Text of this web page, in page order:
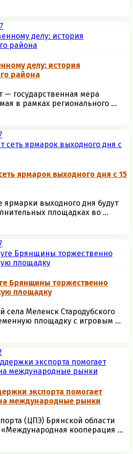
делу: история
района
— государственная мера
в рамках регионального ...
ярмарок выходного дня с 15
ярмарки выходного дня будут
площадках во ...
Брянщины торжественно
площадку
села Меленск Стародубского
площадку с игровым ...
экспорта помогает
международные рынки
(ЦПЭ) Брянской области
кооперация ...